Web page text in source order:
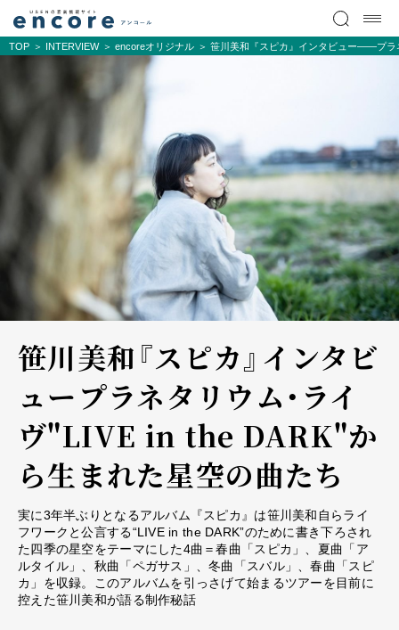
TOP INTERVIEW encoreオリジナル 笹川美和『スピカ』インタビュー――プラ
笹川美和『スピカ』インタビ
ュー――プラネタリウム・ライ
ヴ"LIVE in the DARK"か
ら生まれた星空の曲たち
実に3年半ぶりとなるアルバム『スピカ』は笹川美和自らライ
フワークと公言する“LIVE in the DARK”のために書き下ろされ
た四季の星空をテーマにした4曲＝春曲「スピカ」、夏曲「ア
ルタイル」、秋曲「ペガサス」、冬曲「スバル」、春曲「スピ
カ」を収録。このアルバムを引っさげて始まるツアーを目前に
控えた笹川美和が語る制作秘話